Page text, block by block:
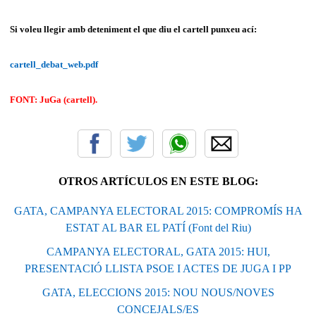
Si voleu llegir amb deteniment el que diu el cartell punxeu ací:
cartell_debat_web.pdf
FONT: JuGa (cartell).
OTROS ARTÍCULOS EN ESTE BLOG:
GATA, CAMPANYA ELECTORAL 2015: COMPROMÍS HA
ESTAT AL BAR EL PATÍ (Font del Riu)
CAMPANYA ELECTORAL, GATA 2015: HUI,
PRESENTACIÓ LLISTA PSOE I ACTES DE JUGA I PP
GATA, ELECCIONS 2015: NOU NOUS/NOVES
CONCEJALS/ES